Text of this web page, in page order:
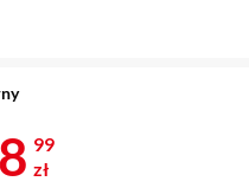
118,99
99
zł